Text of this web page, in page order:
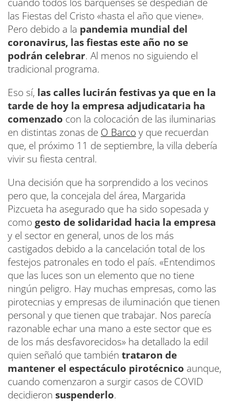
las Fiestas del Cristo «hasta el año que viene».
Pero debido a la pandemia mundial del
coronavirus, las fiestas este año no se
podrán celebrar. Al menos no siguiendo el
tradicional programa.
Eso sí, las calles lucirán festivas ya que en la
tarde de hoy la empresa adjudicataria ha
comenzado con la colocación de las iluminarias
en distintas zonas de O Barco y que recuerdan
que, el próximo 11 de septiembre, la villa debería
vivir su fiesta central.
Una decisión que ha sorprendido a los vecinos
pero que, la concejala del área, Margarida
Pizcueta ha asegurado que ha sido sopesada y
como gesto de solidaridad hacia la empresa
y el sector en general, unos de los más
castigados debido a la cancelación total de los
festejos patronales en todo el país. «Entendimos
que las luces son un elemento que no tiene
ningún peligro. Hay muchas empresas, como las
pirotecnias y empresas de iluminación que tienen
personal y que tienen que trabajar. Nos parecía
razonable echar una mano a este sector que es
de los más desfavorecidos» ha detallado la edil
quien señaló que también trataron de
mantener el espectáculo pirotécnico aunque,
cuando comenzaron a surgir casos de COVID
decidieron suspenderlo.